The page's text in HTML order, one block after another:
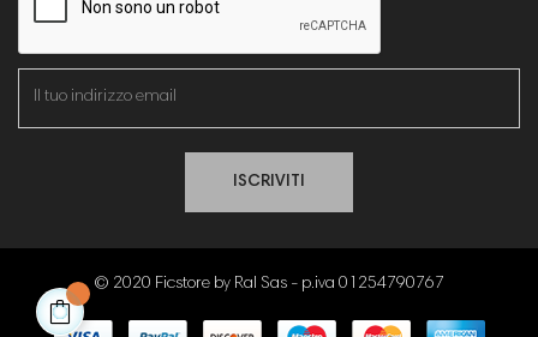
ISCRIVITI
© 2020 Ficstore by Ral Sas - p.iva 01254790767